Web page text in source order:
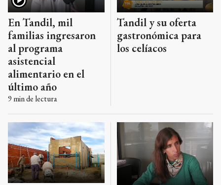
En Tandil, mil
familias ingresaron
al programa
asistencial
alimentario en el
último año
9 min de lectura
Tandil y su oferta
gastronómica para
los celíacos